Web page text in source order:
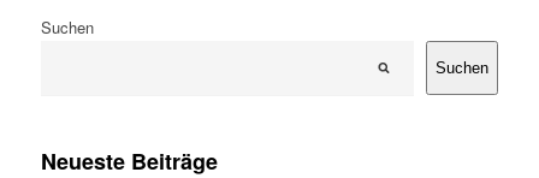
Suchen
Suchen
Neueste Beiträge